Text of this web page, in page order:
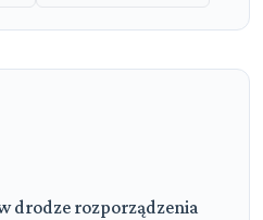
drodze rozporządzenia